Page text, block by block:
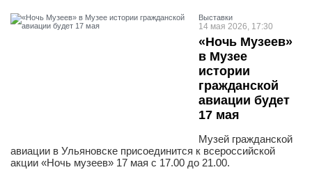
Выставки
14 мая 2026, 17:30
«Ночь Музеев»
в Музее
истории
гражданской
авиации будет
17 мая
Музей гражданской
авиации в Ульяновске присоединится к всероссийской
акции «Ночь музеев» 17 мая с 17.00 до 21.00.